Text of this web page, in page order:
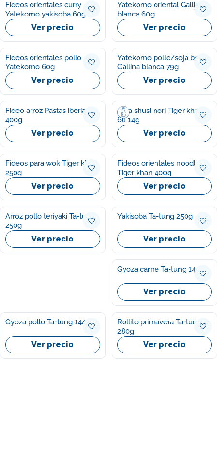
Fideos orientales curry
Yatekomo yakisoba 60g
Ver precio
Yatekomo oriental Gallina
blanca 60g
Ver precio
Fideos orientales pollo
Yatekomo 60g
Ver precio
Yatekomo pollo/soja bolsa
Gallina blanca 79g
Ver precio
Fideo arroz Pastas iberia
400g
Ver precio
Alga shusi nori Tiger khan
6u 14g
Ver precio
Fideos para wok Tiger khan
250g
Ver precio
Fideos orientales noodles
Tiger khan 400g
Ver precio
Arroz pollo teriyaki Ta-tung
250g
Ver precio
Yakisoba Ta-tung 250g
Ver precio
Gyoza carne Ta-tung 144g
Ver precio
Gyoza pollo Ta-tung 144g
Ver precio
Rollito primavera Ta-tung
280g
Ver precio